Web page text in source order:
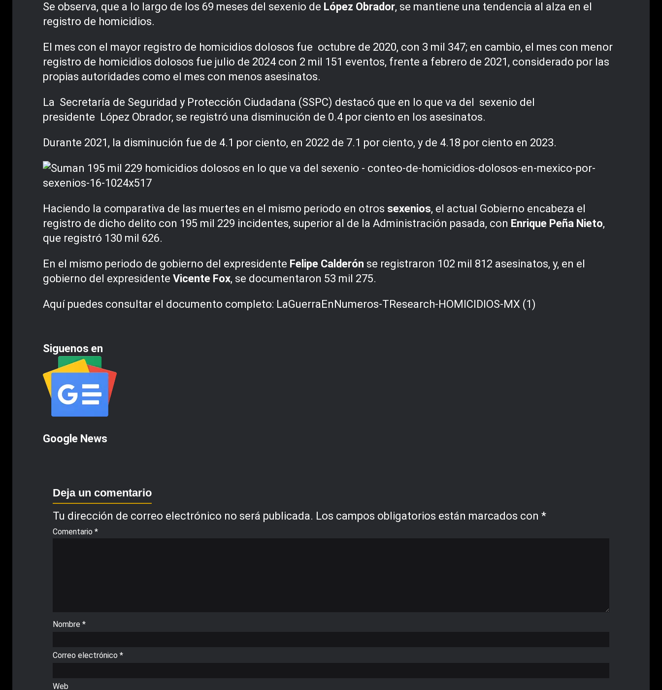
Se observa, que a lo largo de los 69 meses del sexenio de López Obrador, se mantiene una tendencia al alza en el
registro de homicidios.
El mes con el mayor registro de homicidios dolosos fue octubre de 2020, con 3 mil 347; en cambio, el mes con menor
registro de homicidios dolosos fue julio de 2024 con 2 mil 151 eventos, frente a febrero de 2021, considerado por las
propias autoridades como el mes con menos asesinatos.
La Secretaría de Seguridad y Protección Ciudadana (SSPC) destacó que en lo que va del sexenio del
presidente López Obrador, se registró una disminución de 0.4 por ciento en los asesinatos.
Durante 2021, la disminución fue de 4.1 por ciento, en 2022 de 7.1 por ciento, y de 4.18 por ciento en 2023.
Haciendo la comparativa de las muertes en el mismo periodo en otros sexenios, el actual Gobierno encabeza el
registro de dicho delito con 195 mil 229 incidentes, superior al de la Administración pasada, con Enrique Peña Nieto,
que registró 130 mil 626.
En el mismo periodo de gobierno del expresidente Felipe Calderón se registraron 102 mil 812 asesinatos, y, en el
gobierno del expresidente Vicente Fox, se documentaron 53 mil 275.
Aquí puedes consultar el documento completo: LaGuerraEnNumeros-TResearch-HOMICIDIOS-MX (1)
Siguenos en
Google News
Deja un comentario
Tu dirección de correo electrónico no será publicada. Los campos obligatorios están marcados con *
Comentario *
Nombre *
Correo electrónico *
Web